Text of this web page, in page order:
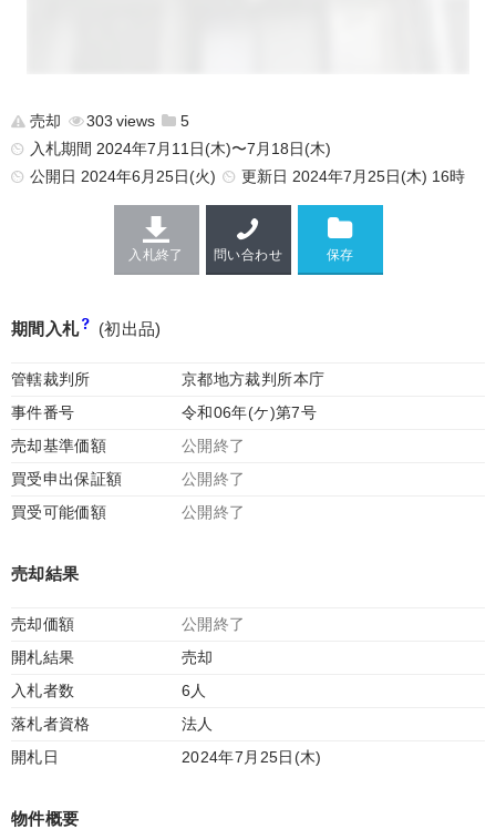
売却 303
5
入札期間 2024年7月11日(木)〜7月18日(木)
公開日 2024年6月25日(火) 更新日 2024年7月25日(木) 16時
入札終了 問い合わせ
期間入札 (初出品)
管轄裁判所
京都地方裁判所本庁
事件番号
令和06年(ケ)第7号
売却基準価額
公開終了
買受申出保証額
公開終了
買受可能価額
公開終了
売却結果
売却価額
公開終了
開札結果
売却
入札者数
6人
落札者資格
法人
開札日
2024年7月25日(木)
物件概要